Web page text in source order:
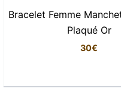
Bracelet Femme
Plaqué Or
30€